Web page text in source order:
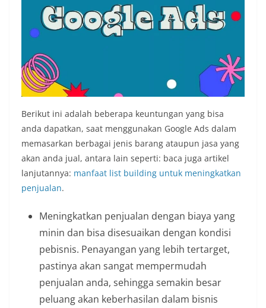
Berikut ini adalah beberapa keuntungan yang bisa
anda dapatkan, saat menggunakan Google Ads dalam
memasarkan berbagai jenis barang ataupun jasa yang
akan anda jual, antara lain seperti: baca juga artikel
lanjutannya: manfaat list building untuk meningkatkan
penjualan.
Meningkatkan penjualan dengan biaya yang
minin dan bisa disesuaikan dengan kondisi
pebisnis. Penayangan yang lebih tertarget,
pastinya akan sangat mempermudah
penjualan anda, sehingga semakin besar
peluang akan keberhasilan dalam bisnis